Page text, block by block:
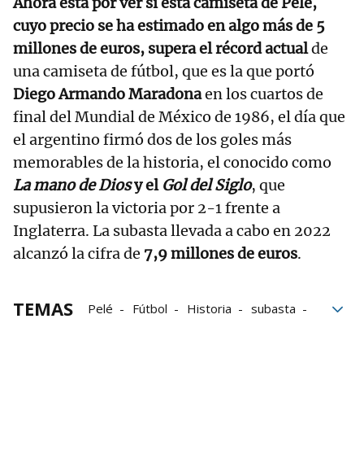
cuyo precio se ha estimado en algo más de 5
millones de euros, supera el récord actualde
una camiseta de fútbol, que es la que portó
Diego Armando Maradonaen los cuartos de
final del Mundial de México de 1986, el día que
el argentino firmó dos de los goles más
memorables de la historia, el conocido como
La mano de Diosy el Gol del Siglo, que
supusieron la victoria por 2-1 frente a
Inglaterra. La subasta llevada a cabo en 2022
alcanzó la cifra de 7,9 millones de euros.
TEMAS Pelé Fútbol Historia
subasta